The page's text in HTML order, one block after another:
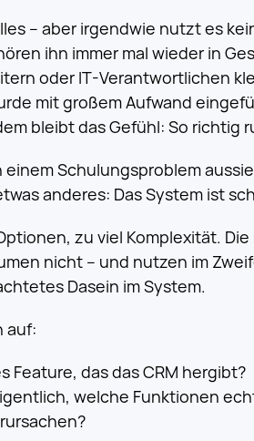
– aber irgendwie nutzt es
ihn immer mal wieder in
oder IT-Verantwortlichen
mit großem Aufwand
bleibt das Gefühl: So richtig
einem Schulungsproblem
anderes: Das System ist
zu viel Komplexität.
nicht – und nutzen im
Dasein im System.
auf:
Feature, das das CRM hergibt?
welche Funktionen